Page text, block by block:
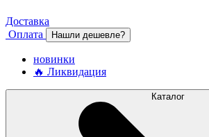
Доставка
Оплата
Нашли дешевле?
новинки
🔥 Ликвидация
Каталог